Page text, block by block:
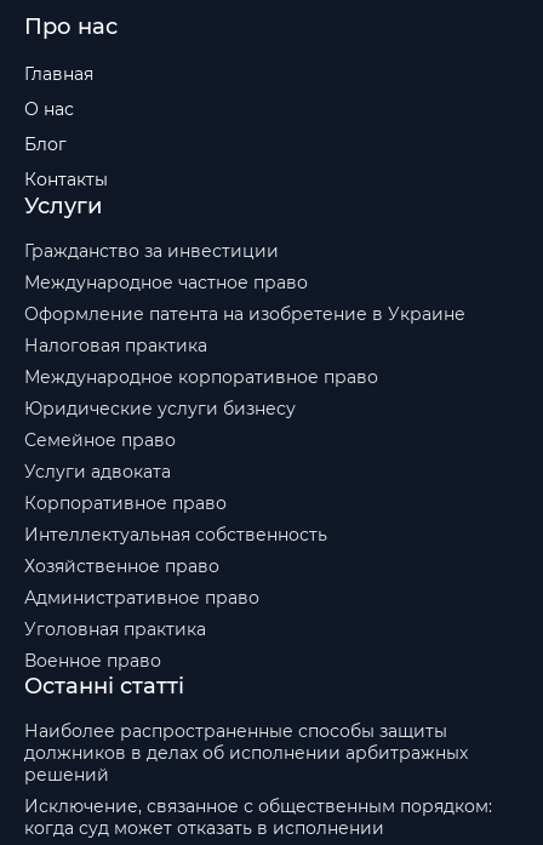
Про нас
Главная
О нас
Блог
Контакты
Услуги
Гражданство за инвестиции
Международное частное право
Оформление патента на изобретение в Украине
Налоговая практика
Международное корпоративное право
Юридические услуги бизнесу
Семейное право
Услуги адвоката
Корпоративное право
Интеллектуальная собственность
Хозяйственное право
Административное право
Уголовная практика
Военное право
Останні статті
Наиболее распространенные способы защиты
должников в делах об исполнении арбитражных
решений
Исключение, связанное с общественным порядком:
когда суд может отказать в исполнении